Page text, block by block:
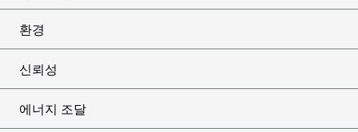
환경
신뢰성
에너지 조달